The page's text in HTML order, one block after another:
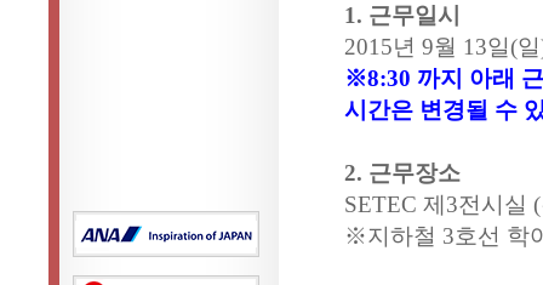
1. 근무일시
2015년 9월 13일(
※8:30 까지 아래
시간은 변경될 수
2. 근무장소
SETEC 제3전시실
※지하철 3호선 학